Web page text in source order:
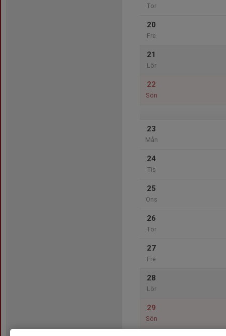
Tor
20
Fre
21
Lör
22
Sön
23
Mån
24
Tis
25
Ons
26
Tor
27
Fre
28
Lör
29
Sön